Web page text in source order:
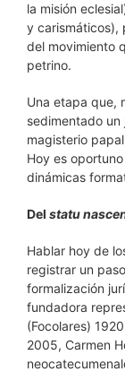
la misión
y carismáticos),
del movimiento
petrino.
Una etapa que,
sedimentado
magisterio
Hoy es
dinámicas
Del statu
Hablar hoy de
registrar un
formalización
fundadora
(Focolares)
2005, Carmen